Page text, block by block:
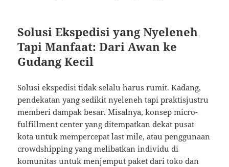
Solusi Ekspedisi yang Nyeleneh
Tapi Manfaat: Dari Awan ke
Gudang Kecil
Solusi ekspedisi tidak selalu harus rumit. Kadang,
pendekatan yang sedikit nyeleneh tapi praktisjustru
memberi dampak besar. Misalnya, konsep micro-
fulfillment center yang ditempatkan dekat pusat
kota untuk mempercepat last mile, atau penggunaan
crowdshipping yang melibatkan individu di
komunitas untuk menjemput paket dari toko dan